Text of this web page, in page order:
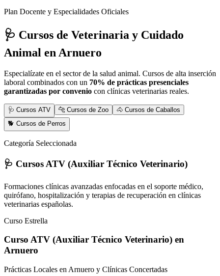
Plan Docente y Especialidades Oficiales
🩺 Cursos de Veterinaria y Cuidado
Animal en Arnuero
Especialízate en el sector de la salud animal. Cursos de alta inserción
laboral combinados con un 70% de prácticas presenciales
garantizadas por convenio con clínicas veterinarias reales.
🩺 Cursos ATV 🐆 Cursos de Zoo
🐴 Cursos de Caballos
🐕 Cursos de Perros
Categoría Seleccionada
🩺 Cursos ATV (Auxiliar Técnico Veterinario)
Formaciones clínicas avanzadas enfocadas en el soporte médico,
quirófano, hospitalización y terapias de recuperación en clínicas
veterinarias españolas.
Curso Estrella
Curso ATV (Auxiliar Técnico Veterinario) en
Arnuero
Prácticas Locales en Arnuero y Clínicas Concertadas